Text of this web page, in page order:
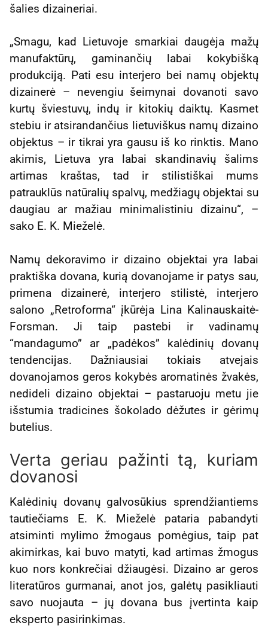
šalies dizaineriai.
„Smagu, kad Lietuvoje smarkiai daugėja mažų
manufaktūrų, gaminančių labai kokybišką
produkciją. Pati esu interjero bei namų objektų
dizainerė – nevengiu šeimynai dovanoti savo
kurtų šviestuvų, indų ir kitokių daiktų. Kasmet
stebiu ir atsirandančius lietuviškus namų dizaino
objektus – ir tikrai yra gausu iš ko rinktis. Mano
akimis, Lietuva yra labai skandinavių šalims
artimas kraštas, tad ir stilistiškai mums
patrauklūs natūralių spalvų, medžiagų objektai su
daugiau ar mažiau minimalistiniu dizainu“, –
sako E. K. Mieželė.
Namų dekoravimo ir dizaino objektai yra labai
praktiška dovana, kurią dovanojame ir patys sau,
primena dizainerė, interjero stilistė, interjero
salono „Retroforma“ įkūrėja Lina Kalinauskaitė-
Forsman. Ji taip pastebi ir vadinamų
“mandagumo” ar „padėkos” kalėdinių dovanų
tendencijas. Dažniausiai tokiais atvejais
dovanojamos geros kokybės aromatinės žvakės,
nedideli dizaino objektai – pastaruoju metu jie
išstumia tradicines šokolado dėžutes ir gėrimų
butelius.
Verta geriau pažinti tą, kuriam
dovanosi
Kalėdinių dovanų galvosūkius sprendžiantiems
tautiečiams E. K. Mieželė pataria pabandyti
atsiminti mylimo žmogaus pomėgius, taip pat
akimirkas, kai buvo matyti, kad artimas žmogus
kuo nors konkrečiai džiaugėsi. Dizaino ar geros
literatūros gurmanai, anot jos, galėtų pasikliauti
savo nuojauta – jų dovana bus įvertinta kaip
eksperto pasirinkimas.